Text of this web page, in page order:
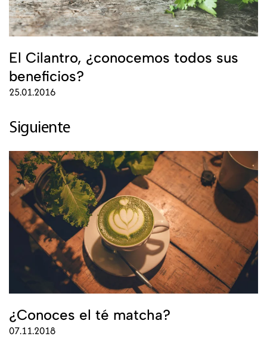
El Cilantro, ¿conocemos todos sus
beneficios?
25.01.2016
Siguiente
¿Conoces el té matcha?
07.11.2018